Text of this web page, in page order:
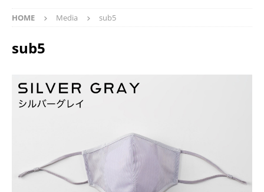
HOME Media sub5
sub5